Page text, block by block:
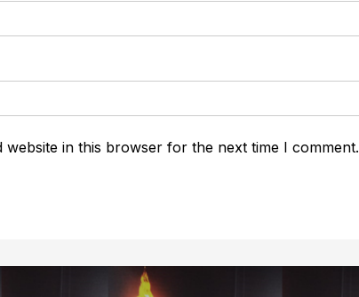
website in this browser for the next time I comment.